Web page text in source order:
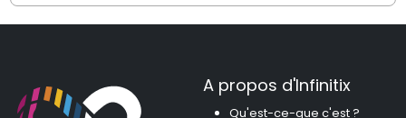
A propos d'Infinitix
Qu'est-ce-que c'est ?